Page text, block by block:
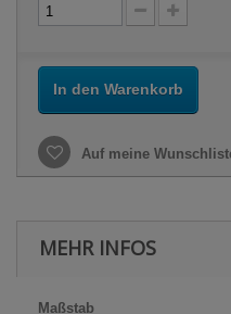
In den Warenkorb
Auf meine
MEHR INFOS
Maßstab